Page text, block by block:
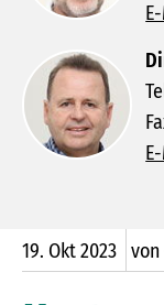
19. Okt2023